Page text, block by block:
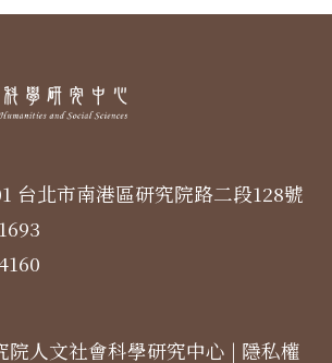
台北市南港區研究院路二段128號
人文社會科學研究中心 | 隱私權